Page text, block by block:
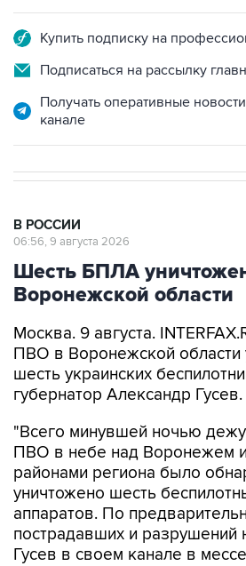
Купить подписку на
Подписаться на рассылку
Получать оперативные
канале
В РОССИИ
06:56, 9 августа 2026
Шесть БПЛА
Воронежской области
Москва. 9 августа.
ПВО в Воронежской области
шесть украинских
губернатор Александр Гусев.
"Всего минувшей ночью
ПВО в небе над Воронежем
районами региона было
уничтожено шесть
аппаратов. По
пострадавших и разрушений
Гусев в своем канале в